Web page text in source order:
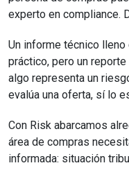
experto en compliance.
Un informe técnico
práctico, pero un
algo representa un
evalúa una oferta, sí lo
Con Risk abarcamos
área de compras
informada: situación